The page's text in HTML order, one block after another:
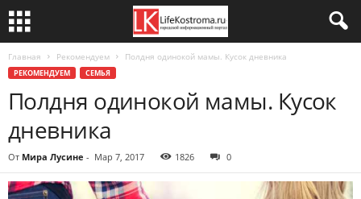
Главная Рекомендуем Полдня одинокой мамы. Кусок дневника
РЕКОМЕНДУЕМ СЕМЬЯ
Полдня одинокой мамы. Кусок
дневника
От Мира Лусине - Мар 7, 2017 1826 0